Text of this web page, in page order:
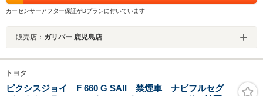
カーセンサーアフター保証がBプランに付いています
販売店： ガリバー 鹿児島店
トヨタ
ピクシスジョイ F 660 G SAII 禁煙車 ナビフルセグ